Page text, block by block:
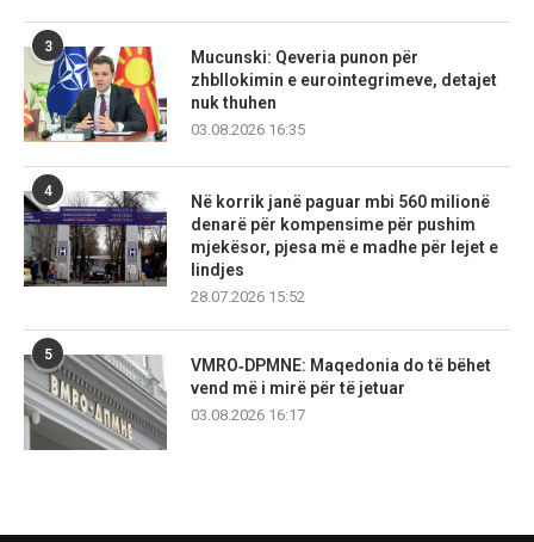
3
Mucunski: Qeveria punon për
zhbllokimin e eurointegrimeve, detajet
nuk thuhen
03.08.2026 16:35
4
Në korrik janë paguar mbi 560 milionë
denarë për kompensime për pushim
mjekësor, pjesa më e madhe për lejet e
lindjes
28.07.2026 15:52
5
VMRO‑DPMNE: Maqedonia do të bëhet
vend më i mirë për të jetuar
03.08.2026 16:17